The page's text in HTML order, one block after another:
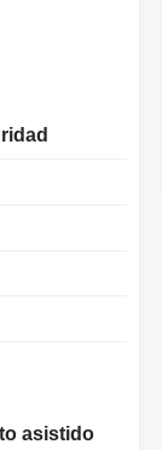
asistido